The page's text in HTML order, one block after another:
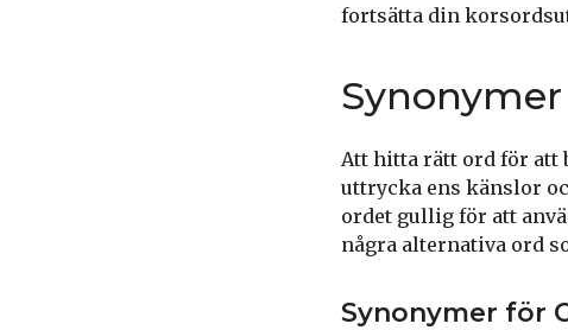
fortsätta din
Att hitta rätt ord för att
uttrycka ens känslor
ordet gullig för att
några alternativa ord
Synonymer för